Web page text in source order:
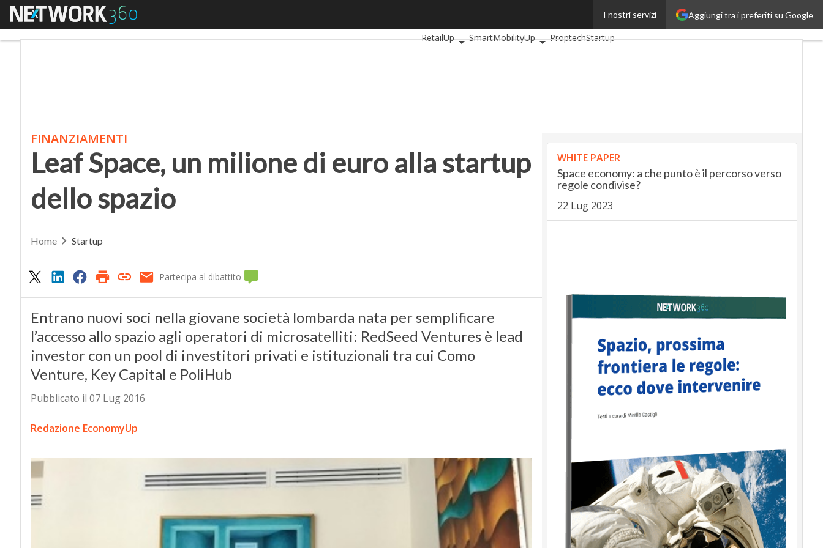
Aggiungi tra i preferiti su Google
I nostri servizi
Menu
InsuranceUp
RetailUp
SmartMobilityUp ProptechStartup
FINANZIAMENTI
Leaf Space, un milione di euro alla startup
dello spazio
Home Startup
Partecipa al dibattito
Entrano nuovi soci nella giovane società lombarda nata per semplificare
l’accesso allo spazio agli operatori di microsatelliti: RedSeed Ventures è lead
investor con un pool di investitori privati e istituzionali tra cui Como
Venture, Key Capital e PoliHub
Pubblicato il 07 Lug 2016
Redazione EconomyUp
WHITE PAPER
Space economy: a che punto è il percorso verso
regole condivise?
22 Lug 2023